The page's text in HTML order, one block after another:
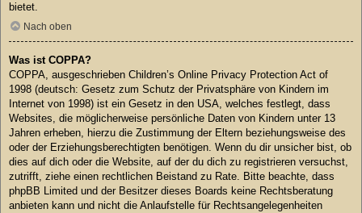
bietet.
Nach oben
Was ist COPPA?
COPPA, ausgeschrieben Children’s Online Privacy Protection Act of
1998 (deutsch: Gesetz zum Schutz der Privatsphäre von Kindern im
Internet von 1998) ist ein Gesetz in den USA, welches festlegt, dass
Websites, die möglicherweise persönliche Daten von Kindern unter 13
Jahren erheben, hierzu die Zustimmung der Eltern beziehungsweise des
oder der Erziehungsberechtigten benötigen. Wenn du dir unsicher bist, ob
dies auf dich oder die Website, auf der du dich zu registrieren versuchst,
zutrifft, ziehe einen rechtlichen Beistand zu Rate. Bitte beachte, dass
phpBB Limited und der Besitzer dieses Boards keine Rechtsberatung
anbieten kann und nicht die Anlaufstelle für Rechtsangelegenheiten